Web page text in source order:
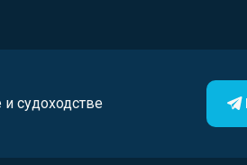
судоходстве